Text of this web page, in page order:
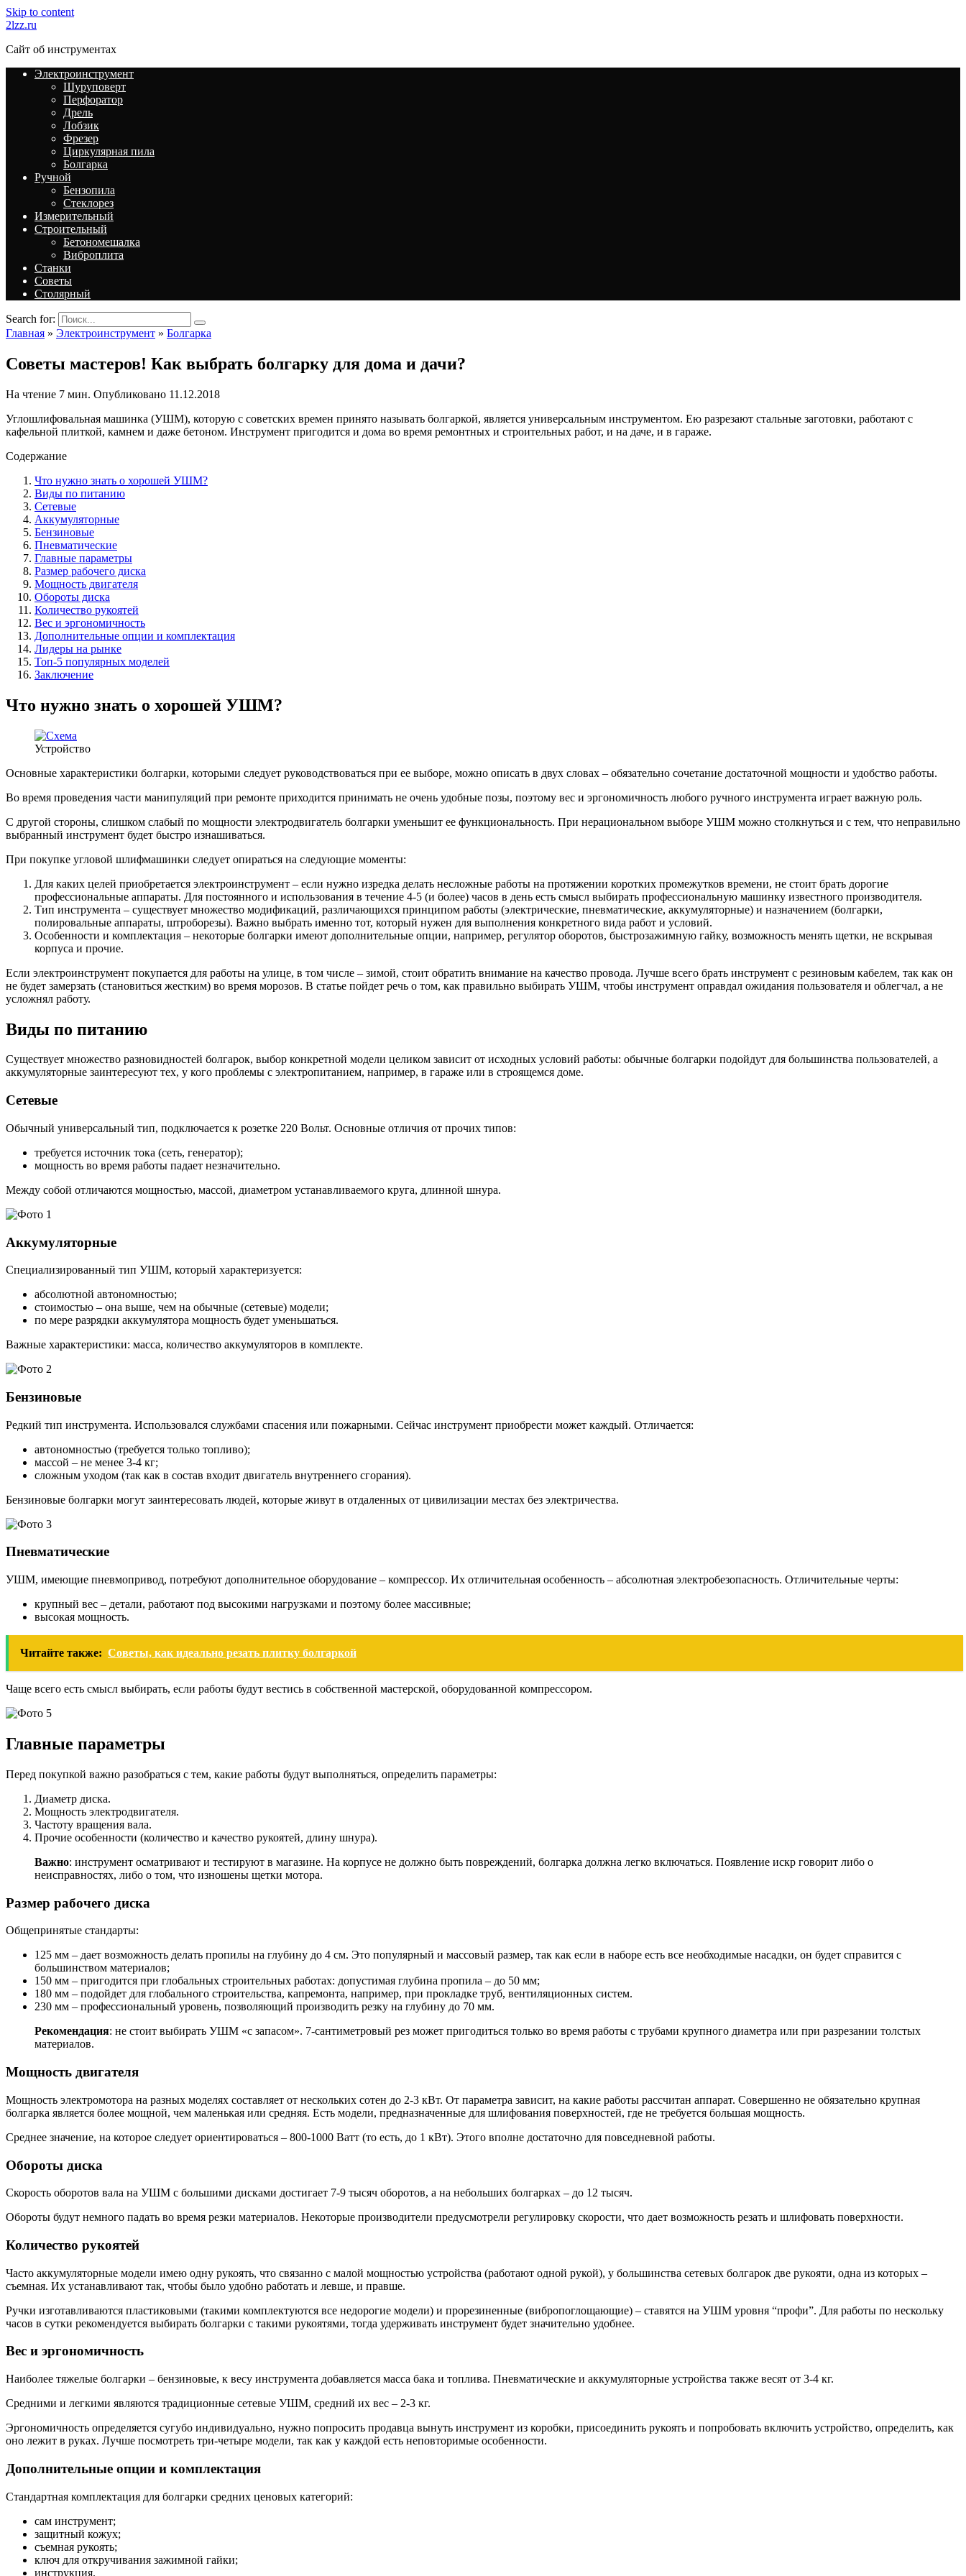
Skip to content
2lzz.ru
Сайт об инструментах
Электроинструмент
Шуруповерт
Перфоратор
Дрель
Лобзик
Фрезер
Циркулярная пила
Болгарка
Ручной
Бензопила
Стеклорез
Измерительный
Строительный
Бетономешалка
Виброплита
Станки
Советы
Столярный
Search for:
Главная » Электроинструмент » Болгарка
Советы мастеров! Как выбрать болгарку для дома и дачи?
На чтение 7 мин. Опубликовано 11.12.2018
Углошлифовальная машинка (УШМ), которую с советских времен принято называть болгаркой, является универсальным инструментом. Ею разрезают стальные заготовки, работают с
кафельной плиткой, камнем и даже бетоном. Инструмент пригодится и дома во время ремонтных и строительных работ, и на даче, и в гараже.
Содержание
Что нужно знать о хорошей УШМ?
Виды по питанию
Сетевые
Аккумуляторные
Бензиновые
Пневматические
Главные параметры
Размер рабочего диска
Мощность двигателя
Обороты диска
Количество рукоятей
Вес и эргономичность
Дополнительные опции и комплектация
Лидеры на рынке
Топ-5 популярных моделей
Заключение
Что нужно знать о хорошей УШМ?
Устройство
Основные характеристики болгарки, которыми следует руководствоваться при ее выборе, можно описать в двух словах – обязательно сочетание достаточной мощности и удобство работы.
Во время проведения части манипуляций при ремонте приходится принимать не очень удобные позы, поэтому вес и эргономичность любого ручного инструмента играет важную роль.
С другой стороны, слишком слабый по мощности электродвигатель болгарки уменьшит ее функциональность. При нерациональном выборе УШМ можно столкнуться и с тем, что неправильно
выбранный инструмент будет быстро изнашиваться.
При покупке угловой шлифмашинки следует опираться на следующие моменты:
Для каких целей приобретается электроинструмент – если нужно изредка делать несложные работы на протяжении коротких промежутков времени, не стоит брать дорогие
профессиональные аппараты. Для постоянного и использования в течение 4-5 (и более) часов в день есть смысл выбирать профессиональную машинку известного производителя.
Тип инструмента – существует множество модификаций, различающихся принципом работы (электрические, пневматические, аккумуляторные) и назначением (болгарки,
полировальные аппараты, штроборезы). Важно выбрать именно тот, который нужен для выполнения конкретного вида работ и условий.
Особенности и комплектация – некоторые болгарки имеют дополнительные опции, например, регулятор оборотов, быстрозажимную гайку, возможность менять щетки, не вскрывая
корпуса и прочие.
Если электроинструмент покупается для работы на улице, в том числе – зимой, стоит обратить внимание на качество провода. Лучше всего брать инструмент с резиновым кабелем, так как он
не будет замерзать (становиться жестким) во время морозов. В статье пойдет речь о том, как правильно выбирать УШМ, чтобы инструмент оправдал ожидания пользователя и облегчал, а не
усложнял работу.
Виды по питанию
Существует множество разновидностей болгарок, выбор конкретной модели целиком зависит от исходных условий работы: обычные болгарки подойдут для большинства пользователей, а
аккумуляторные заинтересуют тех, у кого проблемы с электропитанием, например, в гараже или в строящемся доме.
Сетевые
Обычный универсальный тип, подключается к розетке 220 Вольт. Основные отличия от прочих типов:
требуется источник тока (сеть, генератор);
мощность во время работы падает незначительно.
Между собой отличаются мощностью, массой, диаметром устанавливаемого круга, длинной шнура.
Аккумуляторные
Специализированный тип УШМ, который характеризуется:
абсолютной автономностью;
стоимостью – она выше, чем на обычные (сетевые) модели;
по мере разрядки аккумулятора мощность будет уменьшаться.
Важные характеристики: масса, количество аккумуляторов в комплекте.
Бензиновые
Редкий тип инструмента. Использовался службами спасения или пожарными. Сейчас инструмент приобрести может каждый. Отличается:
автономностью (требуется только топливо);
массой – не менее 3-4 кг;
сложным уходом (так как в состав входит двигатель внутреннего сгорания).
Бензиновые болгарки могут заинтересовать людей, которые живут в отдаленных от цивилизации местах без электричества.
Пневматические
УШМ, имеющие пневмопривод, потребуют дополнительное оборудование – компрессор. Их отличительная особенность – абсолютная электробезопасность. Отличительные черты:
крупный вес – детали, работают под высокими нагрузками и поэтому более массивные;
высокая мощность.
Читайте также: Советы, как идеально резать плитку болгаркой
Чаще всего есть смысл выбирать, если работы будут вестись в собственной мастерской, оборудованной компрессором.
Главные параметры
Перед покупкой важно разобраться с тем, какие работы будут выполняться, определить параметры:
Диаметр диска.
Мощность электродвигателя.
Частоту вращения вала.
Прочие особенности (количество и качество рукоятей, длину шнура).
Важно: инструмент осматривают и тестируют в магазине. На корпусе не должно быть повреждений, болгарка должна легко включаться. Появление искр говорит либо о
неисправностях, либо о том, что изношены щетки мотора.
Размер рабочего диска
Общепринятые стандарты:
125 мм – дает возможность делать пропилы на глубину до 4 см. Это популярный и массовый размер, так как если в наборе есть все необходимые насадки, он будет справится с
большинством материалов;
150 мм – пригодится при глобальных строительных работах: допустимая глубина пропила – до 50 мм;
180 мм – подойдет для глобального строительства, капремонта, например, при прокладке труб, вентиляционных систем.
230 мм – профессиональный уровень, позволяющий производить резку на глубину до 70 мм.
Рекомендация: не стоит выбирать УШМ «с запасом». 7-сантиметровый рез может пригодиться только во время работы с трубами крупного диаметра или при разрезании толстых
материалов.
Мощность двигателя
Мощность электромотора на разных моделях составляет от нескольких сотен до 2-3 кВт. От параметра зависит, на какие работы рассчитан аппарат. Совершенно не обязательно крупная
болгарка является более мощной, чем маленькая или средняя. Есть модели, предназначенные для шлифования поверхностей, где не требуется большая мощность.
Среднее значение, на которое следует ориентироваться – 800-1000 Ватт (то есть, до 1 кВт). Этого вполне достаточно для повседневной работы.
Обороты диска
Скорость оборотов вала на УШМ с большими дисками достигает 7-9 тысяч оборотов, а на небольших болгарках – до 12 тысяч.
Обороты будут немного падать во время резки материалов. Некоторые производители предусмотрели регулировку скорости, что дает возможность резать и шлифовать поверхности.
Количество рукоятей
Часто аккумуляторные модели имею одну рукоять, что связанно с малой мощностью устройства (работают одной рукой), у большинства сетевых болгарок две рукояти, одна из которых –
съемная. Их устанавливают так, чтобы было удобно работать и левше, и правше.
Ручки изготавливаются пластиковыми (такими комплектуются все недорогие модели) и прорезиненные (вибропоглощающие) – ставятся на УШМ уровня “профи”. Для работы по нескольку
часов в сутки рекомендуется выбирать болгарки с такими рукоятями, тогда удерживать инструмент будет значительно удобнее.
Вес и эргономичность
Наиболее тяжелые болгарки – бензиновые, к весу инструмента добавляется масса бака и топлива. Пневматические и аккумуляторные устройства также весят от 3-4 кг.
Средними и легкими являются традиционные сетевые УШМ, средний их вес – 2-3 кг.
Эргономичность определяется сугубо индивидуально, нужно попросить продавца вынуть инструмент из коробки, присоединить рукоять и попробовать включить устройство, определить, как
оно лежит в руках. Лучше посмотреть три-четыре модели, так как у каждой есть неповторимые особенности.
Дополнительные опции и комплектация
Стандартная комплектация для болгарки средних ценовых категорий:
сам инструмент;
защитный кожух;
съемная рукоять;
ключ для откручивания зажимной гайки;
инструкция.